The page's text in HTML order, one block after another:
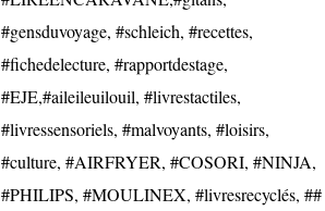
#gensduvoyage, #schleich, #recettes,
#fichedelecture, #rapportdestage,
#EJE,#aileileuilouil, #livrestactiles,
#livressensoriels, #malvoyants, #loisirs,
#culture, #AIRFRYER, #COSORI, #NINJA,
#PHILIPS, #MOULINEX, #livresrecyclés, ##